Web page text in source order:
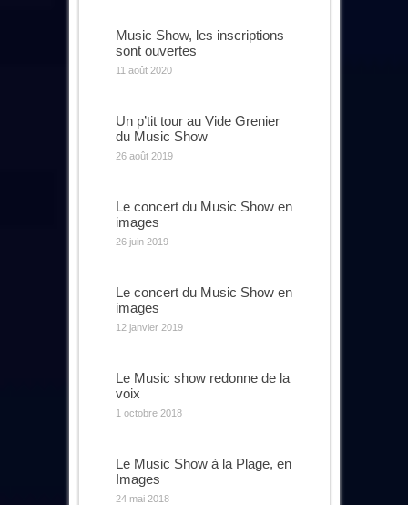
Music Show, les inscriptions
sont ouvertes
11 août 2020
Un p’tit tour au Vide Grenier
du Music Show
26 août 2019
Le concert du Music Show en
images
26 juin 2019
Le concert du Music Show en
images
12 janvier 2019
Le Music show redonne de la
voix
1 octobre 2018
Le Music Show à la Plage, en
Images
24 mai 2018